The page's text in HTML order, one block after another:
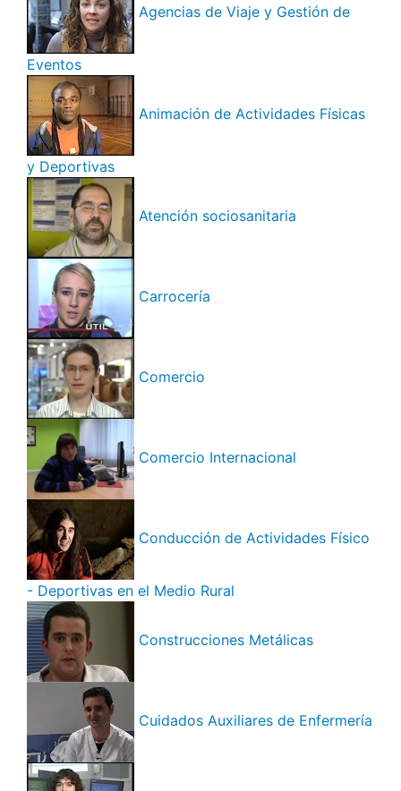
Agencias de Viaje y Gestión de
Eventos
Animación de Actividades Físicas
y Deportivas
Atención sociosanitaria
Carrocería
Comercio
Comercio Internacional
Conducción de Actividades Físico
- Deportivas en el Medio Rural
Construcciones Metálicas
Cuidados Auxiliares de Enfermería